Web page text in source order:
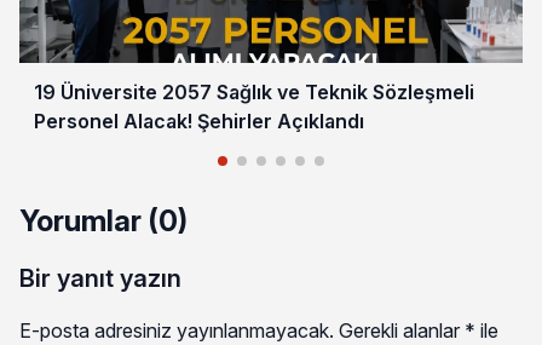
19 Üniversite 2057 Sağlık ve Teknik Sözleşmeli
Personel Alacak! Şehirler Açıklandı
Yorumlar (0)
Bir yanıt yazın
E-posta adresiniz yayınlanmayacak. Gerekli alanlar * ile